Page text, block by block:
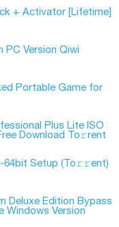
+ Activator [Lifetime]
PC Version Qiwi
Portable Game for
Plus Lite ISO
Download To𝚛rent
64bit Setup (To𝚛𝚛еnt)
Deluxe Edition Bypass
Windows Version